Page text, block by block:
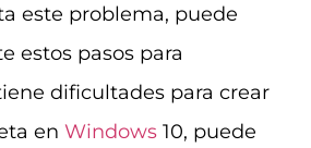
este problema, puede
estos pasos para
dificultades para crear
en Windows10, puede